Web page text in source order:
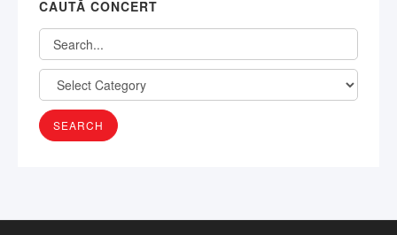
CAUTĂ CONCERT